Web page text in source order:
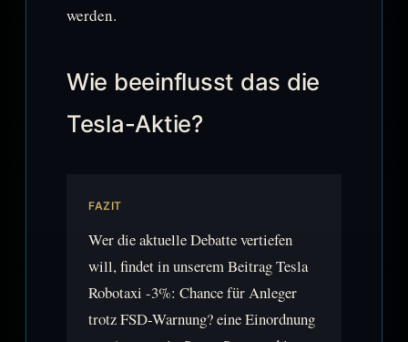
werden.
Wie beeinflusst das die
Tesla-Aktie?
FAZIT
Wer die aktuelle Debatte vertiefen
will, findet in unserem Beitrag Tesla
Robotaxi -3%: Chance für Anleger
trotz FSD-Warnung? eine Einordnung